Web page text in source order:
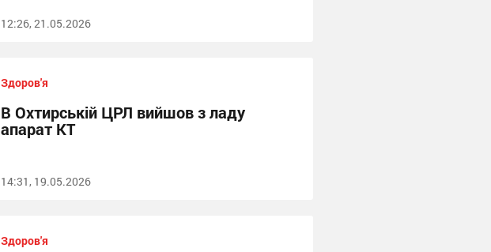
12:26, 21.05.2026
Здоров'я
В Охтирській ЦРЛ вийшов з ладу
апарат КТ
14:31, 19.05.2026
Здоров'я